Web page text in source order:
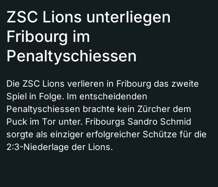
ZSC Lions unterliegen
Fribourg im
Penaltyschiessen
Die ZSC Lions verlieren in Fribourg das zweite
Spiel in Folge. Im entscheidenden
Penaltyschiessen brachte kein Zürcher dem
Puck im Tor unter. Fribourgs Sandro Schmid
sorgte als einziger erfolgreicher Schütze für die
2:3-Niederlage der Lions.